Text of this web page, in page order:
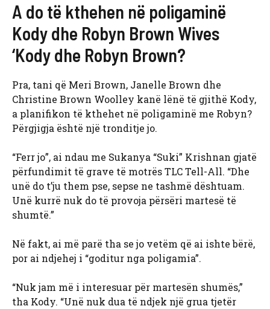
A do të kthehen në poligaminë
Kody dhe Robyn Brown Wives
‘Kody dhe Robyn Brown?
Pra, tani që Meri Brown, Janelle Brown dhe
Christine Brown Woolley kanë lënë të gjithë Kody,
a planifikon të kthehet në poligaminë me Robyn?
Përgjigja është një tronditje jo.
“Ferr jo”, ai ndau me Sukanya “Suki” Krishnan gjatë
përfundimit të grave të motrës TLC Tell-All. “Dhe
unë do t’ju them pse, sepse ne tashmë dështuam.
Unë kurrë nuk do të provoja përsëri martesë të
shumtë.”
Në fakt, ai më parë tha se jo vetëm që ai ishte bërë,
por ai ndjehej i “goditur nga poligamia”.
“Nuk jam më i interesuar për martesën shumës,”
tha Kody. “Unë nuk dua të ndjek një grua tjetër